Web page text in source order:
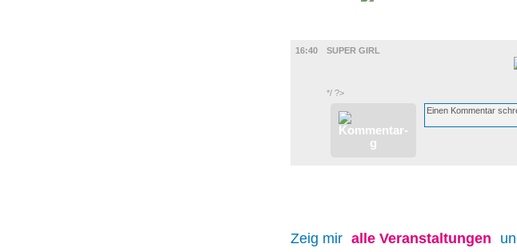
16:40
SUPER GIRL
*/ ?>
Zeig mir alle Veranstaltungen